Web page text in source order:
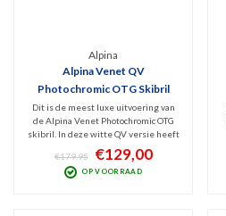
Alpina
Alpina Venet QV
Photochromic OTG Skibril
2025 | Wit
Dit is de meest luxe uitvoering van
de Alpina Venet Photochromic OTG
skibril. In deze witte QV versie heeft
hij een meekleurende
QuattroVarioflex lens (Cat. 2-3).
Hierdoor ervaar je met deze goggles
€179,95 €129,00
OP VOORRAAD